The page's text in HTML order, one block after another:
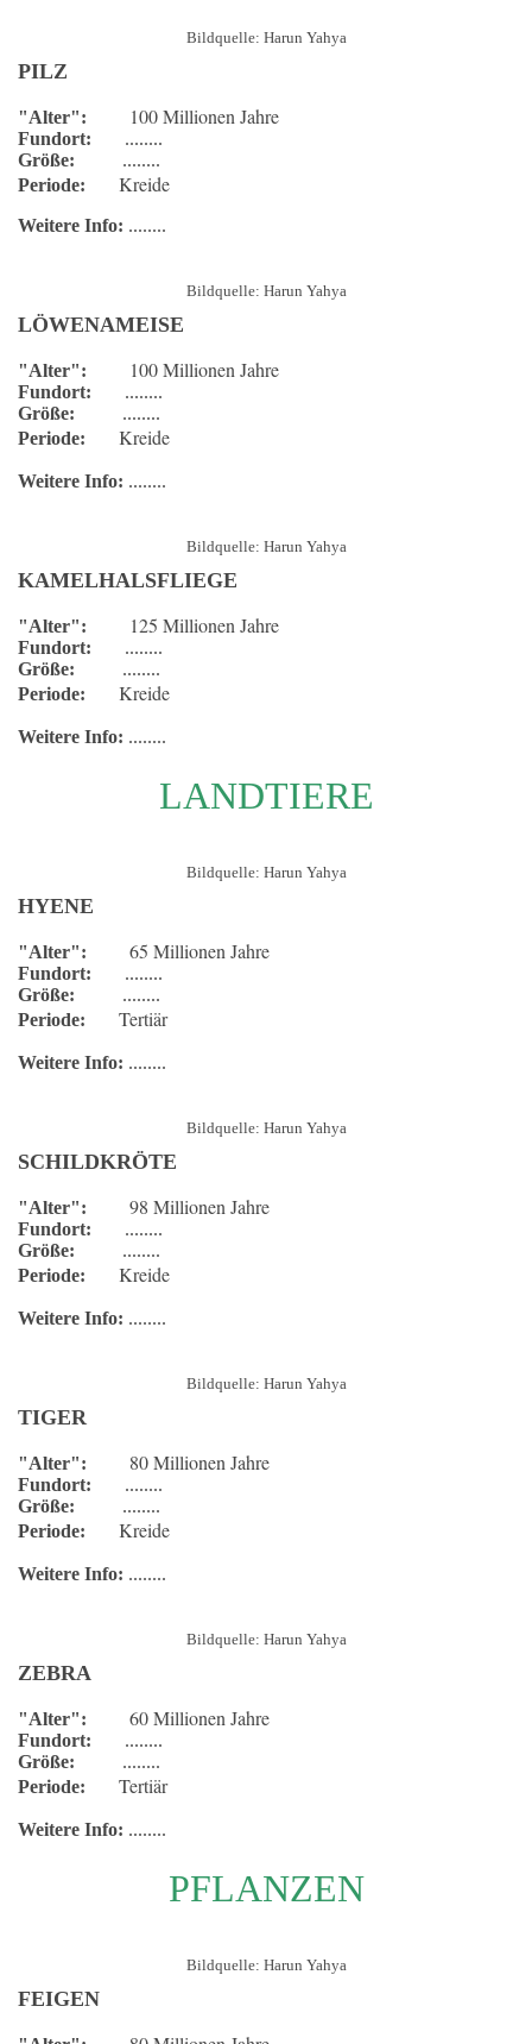
Bildquelle: Harun Yahya
PILZ
"Alter": 100 Millionen Jahre
Fundort: ........
Größe: ........
Periode: Kreide
Weitere Info: ........
Bildquelle: Harun Yahya
LÖWENAMEISE
"Alter": 100 Millionen Jahre
Fundort: ........
Größe: ........
Periode: Kreide
Weitere Info: ........
Bildquelle: Harun Yahya
KAMELHALSFLIEGE
"Alter": 125 Millionen Jahre
Fundort: ........
Größe: ........
Periode: Kreide
Weitere Info: ........
LANDTIERE
Bildquelle: Harun Yahya
HYENE
"Alter": 65 Millionen Jahre
Fundort: ........
Größe: ........
Periode: Tertiär
Weitere Info: ........
Bildquelle: Harun Yahya
SCHILDKRÖTE
"Alter": 98 Millionen Jahre
Fundort: ........
Größe: ........
Periode: Kreide
Weitere Info: ........
Bildquelle: Harun Yahya
TIGER
"Alter": 80 Millionen Jahre
Fundort: ........
Größe: ........
Periode: Kreide
Weitere Info: ........
Bildquelle: Harun Yahya
ZEBRA
"Alter": 60 Millionen Jahre
Fundort: ........
Größe: ........
Periode: Tertiär
Weitere Info: ........
PFLANZEN
Bildquelle: Harun Yahya
FEIGEN